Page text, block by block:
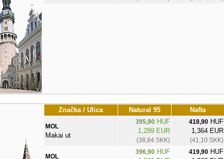
Značka / Ulica Natural 95 Nafta
MOL
Makai ut
395,90HUF
1,289 EUR
(38,84 SKK)
418,90HUF
1,364 EUR
(41,10 SKK)
MOL
396,90HUF
419,90HUF